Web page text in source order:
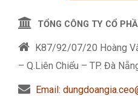
TỔNG CÔNG TY CỔ
K87/92/07/20 Hoàng
– Q.Liên Chiểu – TP. Đà
Email: